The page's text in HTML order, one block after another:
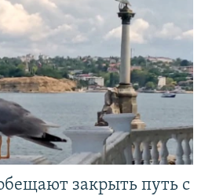
закрыть путь с